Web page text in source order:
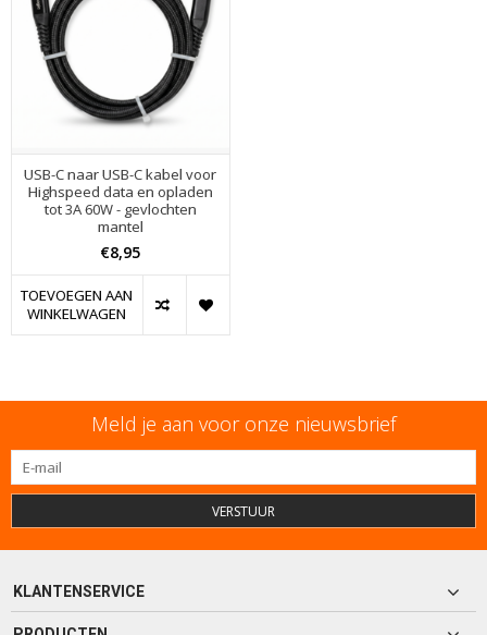
USB-C naar USB-C kabel voor
Highspeed data en opladen
tot 3A 60W - gevlochten
mantel
€8,95
TOEVOEGEN AAN
WINKELWAGEN
Meld je aan voor onze nieuwsbrief
VERSTUUR
KLANTENSERVICE